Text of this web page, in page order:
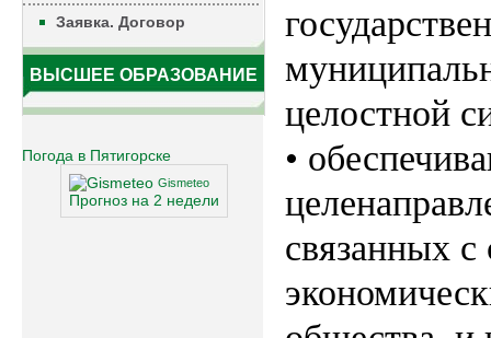
Заявка. Договор
ВЫСШЕЕ ОБРАЗОВАНИЕ
Погода в Пятигорске
Gismeteo
Прогноз на 2 недели
целостной
•
связанных с